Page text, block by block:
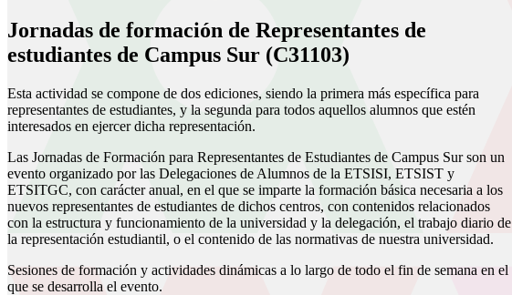
Jornadas de formación de Representantes de
estudiantes de Campus Sur (C31103)
Esta actividad se compone de dos ediciones, siendo la primera más específica para
representantes de estudiantes, y la segunda para todos aquellos alumnos que estén
interesados en ejercer dicha representación.
Las Jornadas de Formación para Representantes de Estudiantes de Campus Sur son un
evento organizado por las Delegaciones de Alumnos de la ETSISI, ETSIST y
ETSITGC, con carácter anual, en el que se imparte la formación básica necesaria a los
nuevos representantes de estudiantes de dichos centros, con contenidos relacionados
con la estructura y funcionamiento de la universidad y la delegación, el trabajo diario de
la representación estudiantil, o el contenido de las normativas de nuestra universidad.
Sesiones de formación y actividades dinámicas a lo largo de todo el fin de semana en el
que se desarrolla el evento.